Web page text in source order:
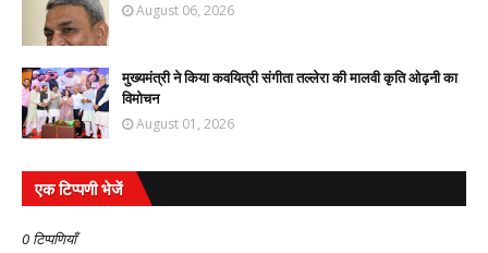
August 06, 2026
मुख्यमंत्री ने किया कवयित्री संगीता तल्लेरा की मालवी कृति ओढ़नी का
विमोचन
August 01, 2026
एक टिप्पणी भेजें
0 टिप्पणियाँ